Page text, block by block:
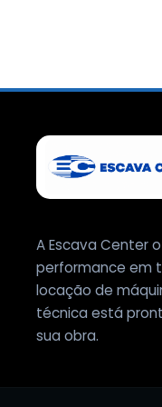
A Escava Center
performance em
locação de
técnica está
sua obra.